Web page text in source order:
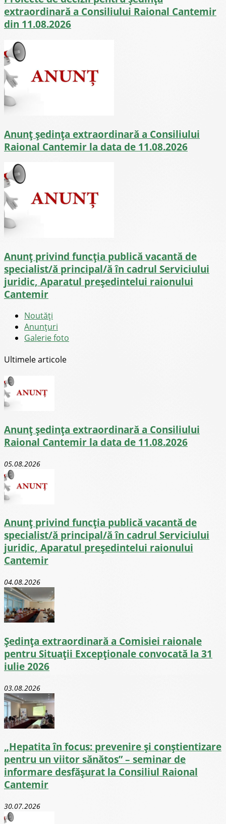
extraordinară a Consiliului Raional Cantemir
din 11.08.2026
Anunț ședința extraordinară a Consiliului
Raional Cantemir la data de 11.08.2026
Anunț privind funcția publică vacantă de
specialist/ă principal/ă în cadrul Serviciului
juridic, Aparatul președintelui raionului
Cantemir
Noutăţi
Anunţuri
Galerie foto
Ultimele articole
Anunț ședința extraordinară a Consiliului
Raional Cantemir la data de 11.08.2026
05.08.2026
Anunț privind funcția publică vacantă de
specialist/ă principal/ă în cadrul Serviciului
juridic, Aparatul președintelui raionului
Cantemir
04.08.2026
Ședința extraordinară a Comisiei raionale
pentru Situații Excepționale convocată la 31
iulie 2026
03.08.2026
„Hepatita în focus: prevenire și conștientizare
pentru un viitor sănătos” – seminar de
informare desfășurat la Consiliul Raional
Cantemir
30.07.2026